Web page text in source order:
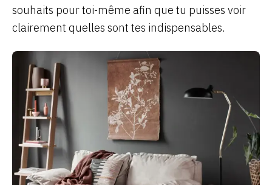
souhaits pour toi-même afin que tu puisses voir
clairement quelles sont tes indispensables.